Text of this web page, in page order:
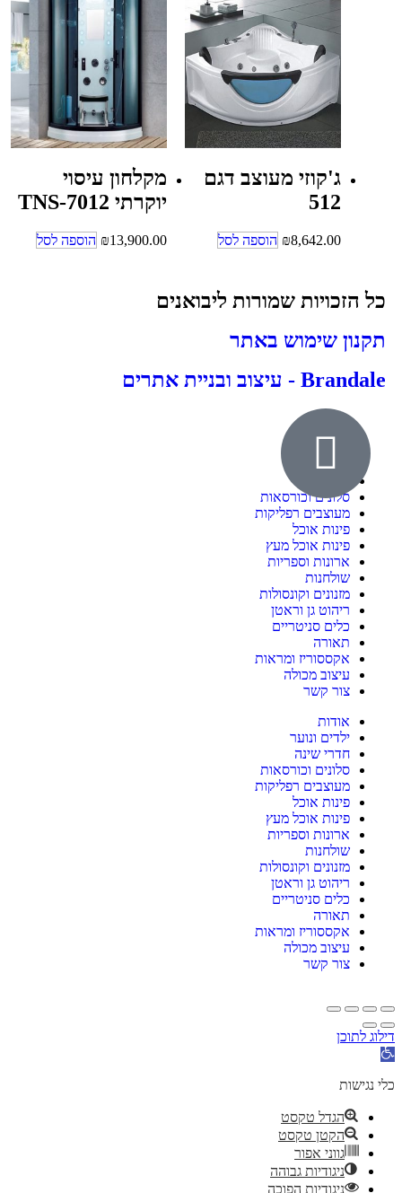
ג'קוזי מעוצב דגם
512
₪8,642.00 הוספה לסל
מקלחון עיסוי
יוקרתי TNS-7012
₪13,900.00 הוספה לסל
כל הזכויות שמורות ליבואנים
תקנון שימוש באתר
Brandale - עיצוב ובניית אתרים
ילדים ונוער
סלונים וכורסאות
מעוצבים רפליקות
פינות אוכל
פינות אוכל מעץ
ארונות וספריות
שולחנות
מזנונים וקונסולות
ריהוט גן וראטן
כלים סניטריים
תאורה
אקססוריז ומראות
עיצוב מכולה
צור קשר
אודות
ילדים ונוער
חדרי שינה
סלונים וכורסאות
מעוצבים רפליקות
פינות אוכל
פינות אוכל מעץ
ארונות וספריות
שולחנות
מזנונים וקונסולות
ריהוט גן וראטן
כלים סניטריים
תאורה
אקססוריז ומראות
עיצוב מכולה
צור קשר
דילוג לתוכן
פתח
נגישות
כלי נגישות
הגדל טקסט
הקטן טקסט
גווני אפור
ניגודיות גבוהה
ניגודיות הפוכה